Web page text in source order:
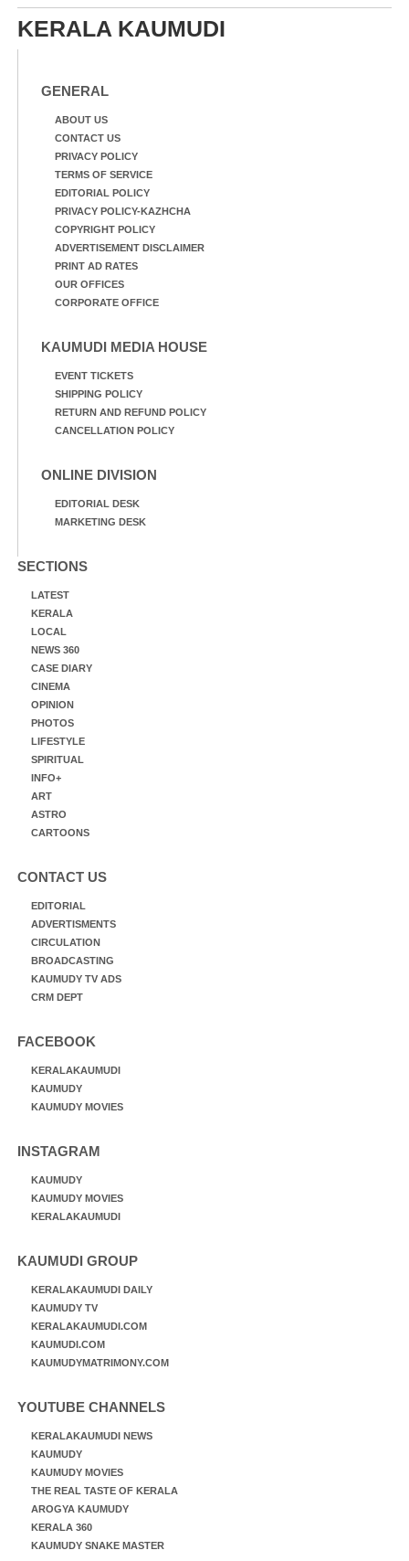
KERALA KAUMUDI
GENERAL
ABOUT US
CONTACT US
PRIVACY POLICY
TERMS OF SERVICE
EDITORIAL POLICY
PRIVACY POLICY-KAZHCHA
COPYRIGHT POLICY
ADVERTISEMENT DISCLAIMER
PRINT AD RATES
OUR OFFICES
CORPORATE OFFICE
KAUMUDI MEDIA HOUSE
EVENT TICKETS
SHIPPING POLICY
RETURN AND REFUND POLICY
CANCELLATION POLICY
ONLINE DIVISION
EDITORIAL DESK
MARKETING DESK
SECTIONS
LATEST
KERALA
LOCAL
NEWS 360
CASE DIARY
CINEMA
OPINION
PHOTOS
LIFESTYLE
SPIRITUAL
INFO+
ART
ASTRO
CARTOONS
CONTACT US
EDITORIAL
ADVERTISMENTS
CIRCULATION
BROADCASTING
KAUMUDY TV ADS
CRM DEPT
FACEBOOK
KERALAKAUMUDI
KAUMUDY
KAUMUDY MOVIES
INSTAGRAM
KAUMUDY
KAUMUDY MOVIES
KERALAKAUMUDI
KAUMUDI GROUP
KERALAKAUMUDI DAILY
KAUMUDY TV
KERALAKAUMUDI.COM
KAUMUDI.COM
KAUMUDYMATRIMONY.COM
YOUTUBE CHANNELS
KERALAKAUMUDI NEWS
KAUMUDY
KAUMUDY MOVIES
THE REAL TASTE OF KERALA
AROGYA KAUMUDY
KERALA 360
KAUMUDY SNAKE MASTER